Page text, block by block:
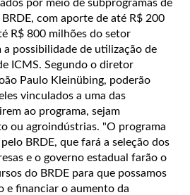
por meio de subprogramas de
com aporte de até R$ 200
R$ 800 milhões do setor
possibilidade de utilização de
ICMS. Segundo o diretor
Paulo Kleinübing, poderão
vinculados a uma das
ao programa, sejam
ou agroindústrias. "O programa
BRDE, que fará a seleção dos
e o governo estadual farão o
do BRDE para que possamos
e financiar o aumento da